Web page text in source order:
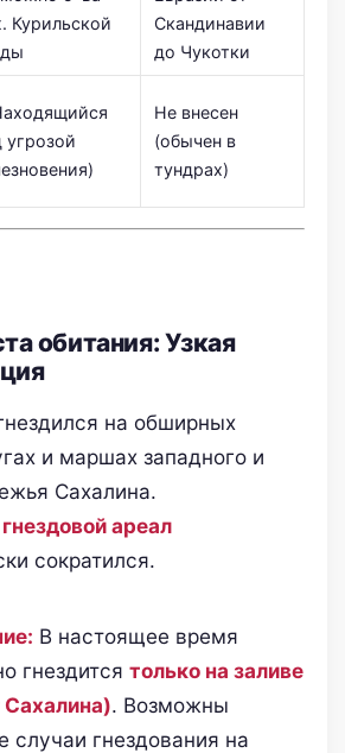
Курильской
Скандинавии
до Чукотки
угрозой
Не внесен
(обычен в
тундрах)
обитания: Узкая
на обширных
и маршах западного и
Сахалина.
ареал
сократился.
В настоящее время
гнездитсятолько на заливе
. Возможны
случаи гнездования на